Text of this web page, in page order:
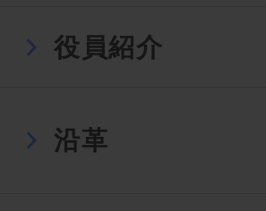
役員紹介
沿革